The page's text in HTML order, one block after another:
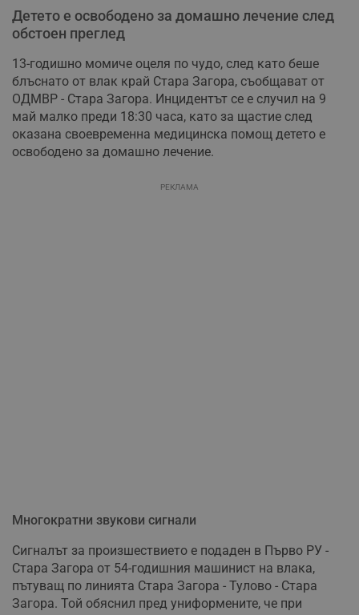
Детето е освободено за домашно лечение след
обстоен преглед
13-годишно момиче оцеля по чудо, след като беше
блъснато от влак край Стара Загора, съобщават от
ОДМВР - Стара Загора. Инцидентът се е случил на 9
май малко преди 18:30 часа, като за щастие след
оказана своевременна медицинска помощ детето е
освободено за домашно лечение.
РЕКЛАМА
Многократни звукови сигнали
Сигналът за произшествието е подаден в Първо РУ -
Стара Загора от 54-годишния машинист на влака,
пътуващ по линията Стара Загора - Тулово - Стара
Загора. Той обяснил пред униформените, че при